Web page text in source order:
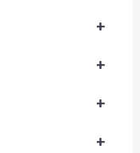
+
+
+
+